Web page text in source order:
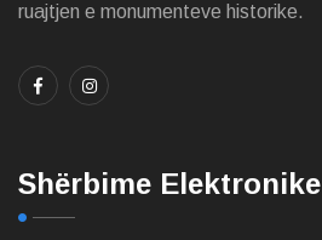
ruajtjen e monumenteve historike.
Shërbime Elektronike